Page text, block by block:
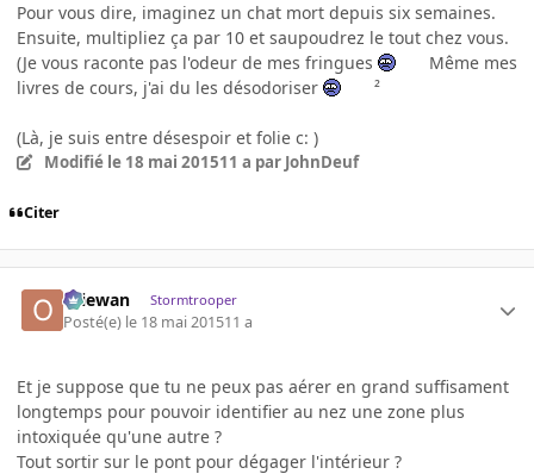
Pour vous dire, imaginez un chat mort depuis six semaines.
Ensuite, multipliez ça par 10 et saupoudrez le tout chez vous.
(Je vous raconte pas l'odeur de mes fringues
Même mes
livres de cours, j'ai du les désodoriser
²
(Là, je suis entre désespoir et folie c: )
Modifié le 18 mai 201511 a par JohnDeuf
Citer
Oliewan Stormtrooper
Posté(e) le 18 mai 201511 a
Et je suppose que tu ne peux pas aérer en grand suffisament
longtemps pour pouvoir identifier au nez une zone plus
intoxiquée qu'une autre ?
Tout sortir sur le pont pour dégager l'intérieur ?